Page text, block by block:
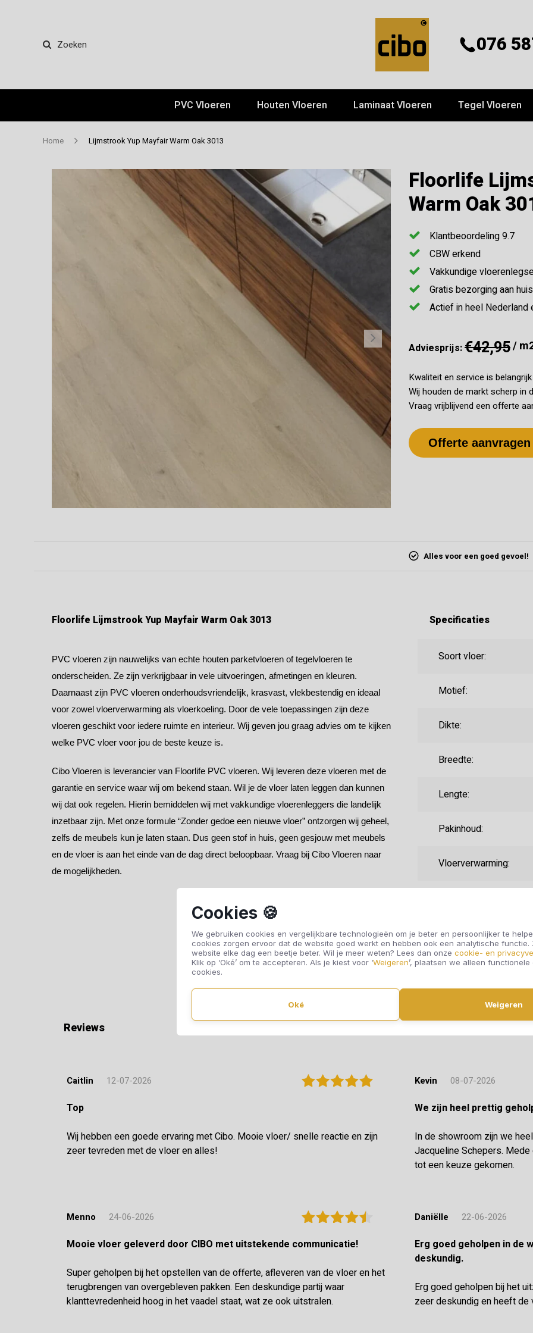
Cookies 🍪
We gebruiken cookies en vergelijkbare technologieën om je beter en persoonlijker te
cookies zorgen ervoor dat de website goed werkt en hebben ook een analytische functie.
website elke dag een beetje beter. Wil je meer weten? Lees dan onze cookie- en
Klik op ‘Oké’ om te accepteren. Als je kiest voor ‘Weigeren’, plaatsen we alleen
cookies.
Oké Weigeren
Zoeken 076
PVC Vloeren Houten Vloeren Laminaat Vloeren Tegel Vloeren
Home Lijmstrook Yup Mayfair Warm Oak 3013
Floorlife
Warm Oak
Klantbeoordeling 9.7
CBW erkend
Vakkundige
Gratis bezorging aan huis
Actief in heel Nederland
Adviesprijs:€42,95/
Kwaliteit en service is
Wij houden de markt scherp in
Vraag vrijblijvend een offerte
Offerte aanvragen
Alles voor een goed gevoel!
Floorlife Lijmstrook Yup Mayfair Warm Oak 3013
PVC vloeren zijn nauwelijks van echte houten parketvloeren of tegelvloeren te
onderscheiden. Ze zijn verkrijgbaar in vele uitvoeringen, afmetingen en kleuren.
Daarnaast zijn PVC vloeren onderhoudsvriendelijk, krasvast, vlekbestendig en ideaal
voor zowel vloerverwarming als vloerkoeling. Door de vele toepassingen zijn deze
vloeren geschikt voor iedere ruimte en interieur. Wij geven jou graag advies om te kijken
welke PVC vloer voor jou de beste keuze is.
Cibo Vloeren is leverancier van Floorlife PVC vloeren. Wij leveren deze vloeren met de
garantie en service waar wij om bekend staan. Wil je de vloer laten leggen dan kunnen
wij dat ook regelen. Hierin bemiddelen wij met vakkundige vloerenleggers die landelijk
inzetbaar zijn. Met onze formule “Zonder gedoe een nieuwe vloer” ontzorgen wij geheel,
zelfs de meubels kun je laten staan. Dus geen stof in huis, geen gesjouw met meubels
en de vloer is aan het einde van de dag direct beloopbaar. Vraag bij Cibo Vloeren naar
de mogelijkheden.
Specificaties
Soort vloer:
Motief:
Dikte:
Breedte:
Lengte:
Pakinhoud:
Vloerverwarming:
Fabrieksgarantie:
Gebruiksklasse:
Reviews
Caitlin 12-07-2026
Top
Wij hebben een goede ervaring met Cibo. Mooie vloer/ snelle reactie en zijn
zeer tevreden met de vloer en alles!
Kevin 08-07-2026
We zijn heel prettig
In de showroom zijn we
Jacqueline Schepers.
tot een keuze gekomen.
Menno 24-06-2026
Mooie vloer geleverd door CIBO met uitstekende communicatie!
Super geholpen bij het opstellen van de offerte, afleveren van de vloer en het
terugbrengen van overgebleven pakken. Een deskundige partij waar
klanttevredenheid hoog in het vaadel staat, wat ze ook uitstralen.
Daniëlle 22-06-2026
Erg goed geholpen in de winkel en de vloerenlegger was zeer
deskundig.
Erg goed geholpen bij het
zeer deskundig en heeft